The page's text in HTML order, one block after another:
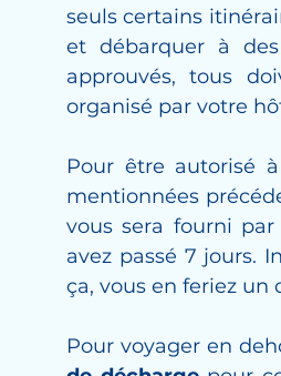
seuls certains
et débarquer à
approuvés, tous
organisé par votre
Pour être autorisé
mentionnées
vous sera fourni
avez passé 7 jours.
ça, vous en feriez un
Pour voyager en